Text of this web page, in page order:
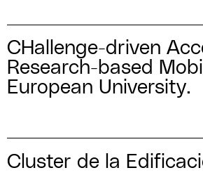
CHallenge-driven
Research-based
European University.
Cluster de la